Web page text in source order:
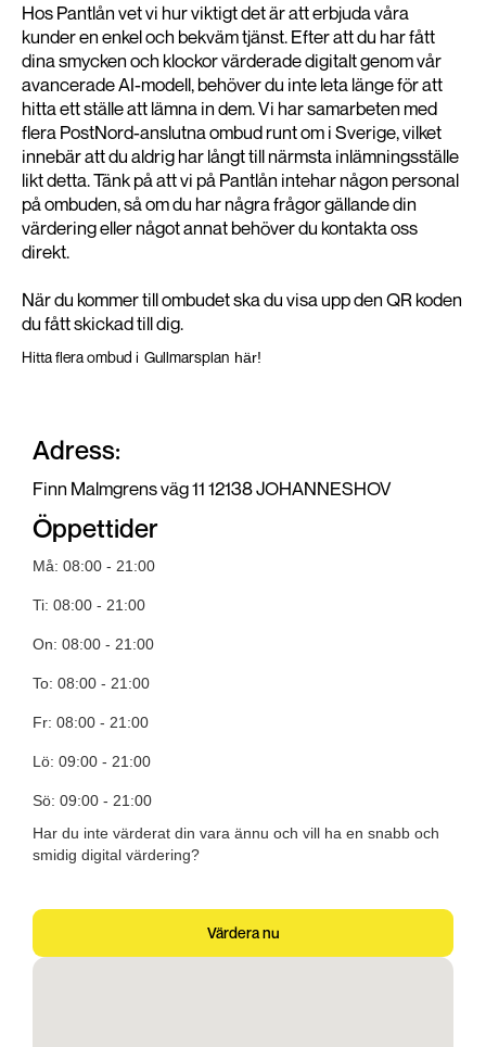
Hos Pantlån vet vi hur viktigt det är att erbjuda våra
kunder en enkel och bekväm tjänst. Efter att du har fått
dina smycken och klockor värderade digitalt genom vår
avancerade AI-modell, behöver du inte leta länge för att
hitta ett ställe att lämna in dem. Vi har samarbeten med
flera PostNord-anslutna ombud runt om i Sverige, vilket
innebär att du aldrig har långt till närmsta inlämningsställe
likt detta. Tänk på att vi på Pantlån intehar någon personal
på ombuden, så om du har några frågor gällande din
värdering eller något annat behöver du kontakta oss
direkt.
När du kommer till ombudet ska du visa upp den QR koden
du fått skickad till dig.
Hitta flera ombud i Gullmarsplan här!
Adress:
Finn Malmgrens väg 11 12138 JOHANNESHOV
Öppettider
Må: 08:00 - 21:00
Ti: 08:00 - 21:00
On: 08:00 - 21:00
To: 08:00 - 21:00
Fr: 08:00 - 21:00
Lö: 09:00 - 21:00
Sö: 09:00 - 21:00
Har du inte värderat din vara ännu och vill ha en snabb och
smidig digital värdering?
Värdera nu